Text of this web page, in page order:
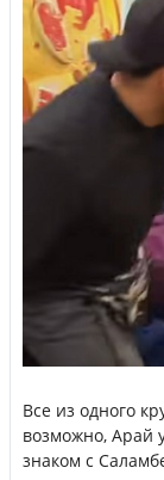
Все из одного
возможно, Арай
знаком с